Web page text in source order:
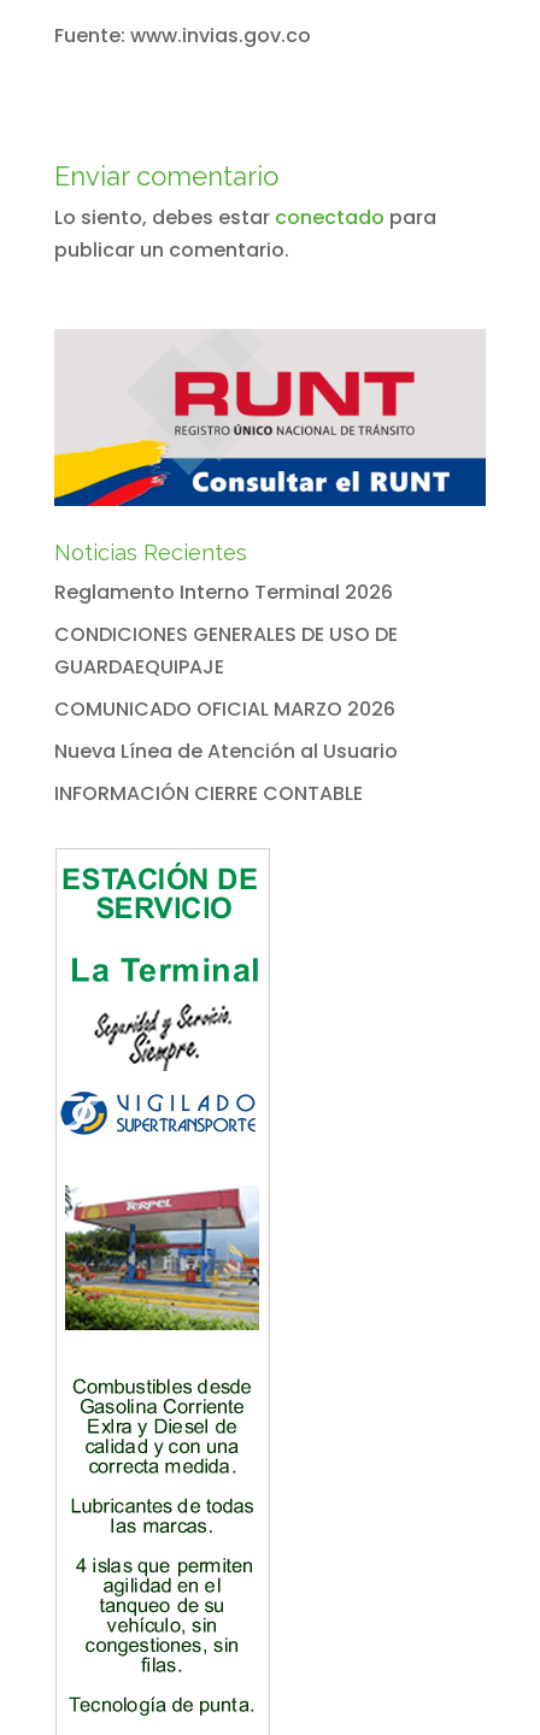
Fuente: www.invias.gov.co
Enviar comentario
Lo siento, debes estar conectado para
publicar un comentario.
Noticias Recientes
Reglamento Interno Terminal 2026
CONDICIONES GENERALES DE USO DE
GUARDAEQUIPAJE
COMUNICADO OFICIAL MARZO 2026
Nueva Línea de Atención al Usuario
INFORMACIÓN CIERRE CONTABLE